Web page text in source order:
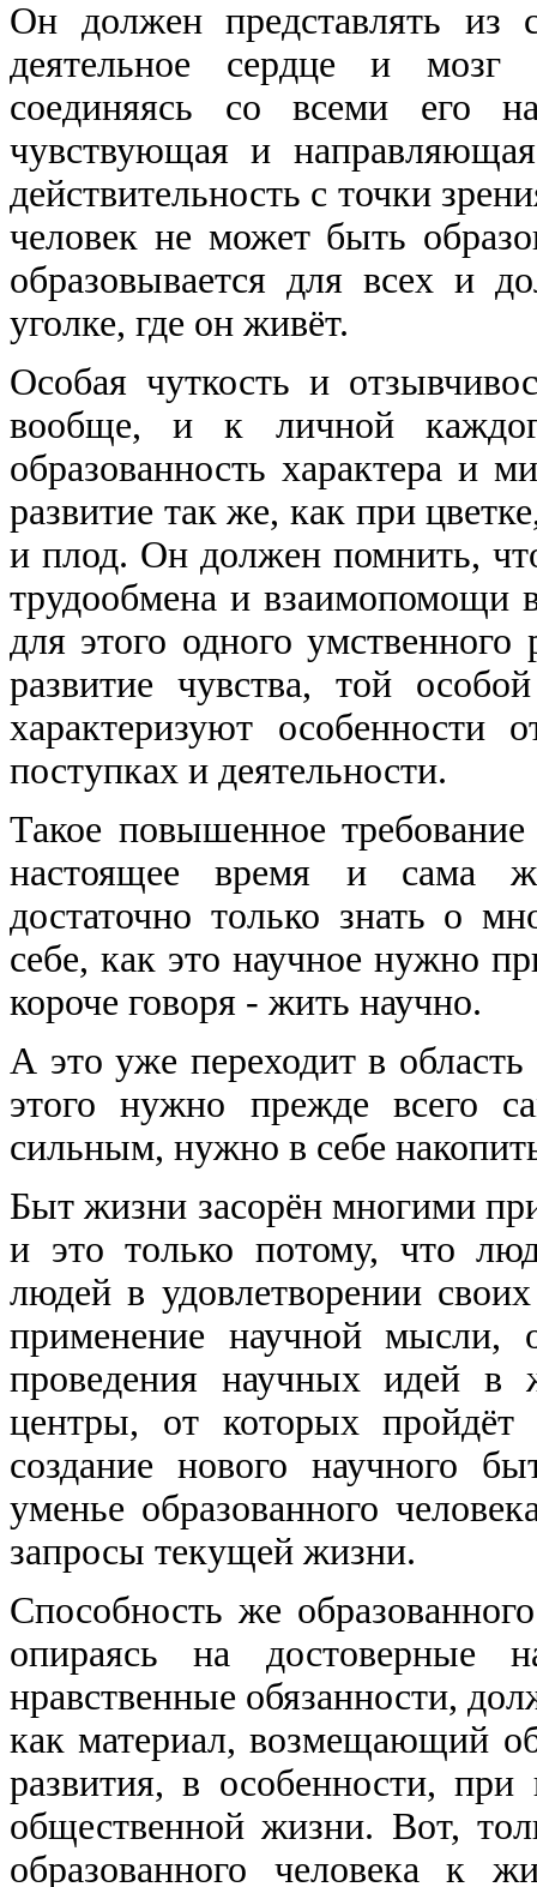
Он должен представлять из
деятельное сердце и мозг
соединяясь со всеми его
чувствующая и
действительность с точки
человек не может быть
образовывается для всех и
уголке, где он живёт.
Особая чуткость и
вообще, и к личной
образованность характера и
развитие так же, как при
и плод. Он должен помнить,
трудообмена и взаимопомощи
для этого одного
развитие чувства, той
характеризуют
поступках и деятельности.
Такое повышенное
настоящее время и сама
достаточно только знать о
себе, как это научное нужно
короче говоря - жить научно.
А это уже переходит в
этого нужно прежде всего
сильным, нужно в себе
Быт жизни засорён многими
и это только потому, что
людей в удовлетворении
применение научной мысли,
проведения научных идей в
центры, от которых
создание нового научного
уменье образованного
запросы текущей жизни.
Способность же
опираясь на достоверные
нравственные обязанности,
как материал, возмещающий
развития, в особенности,
общественной жизни. Вот,
образованного человека к